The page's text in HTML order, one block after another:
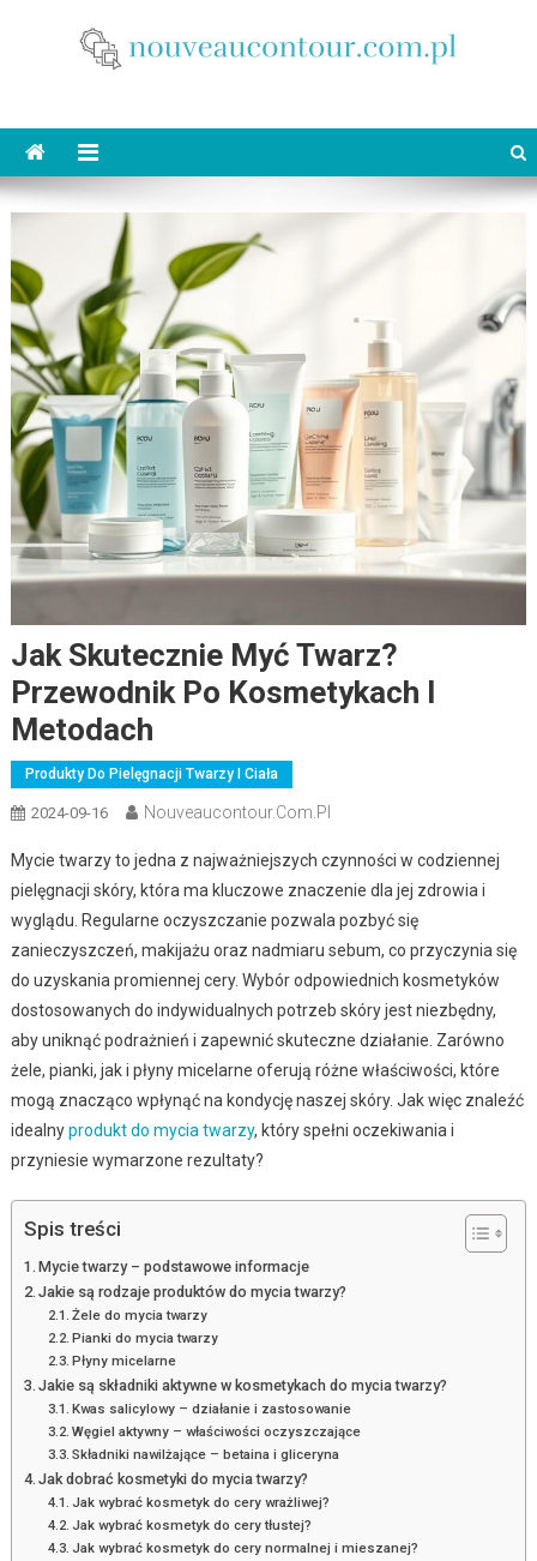
Jak Skutecznie Myć Twarz?
Przewodnik Po Kosmetykach I
Metodach
Produkty Do Pielęgnacji Twarzy I Ciała
2024-09-16 Nouveaucontour.com.pl
Mycie twarzy to jedna z najważniejszych czynności w codziennej
pielęgnacji skóry, która ma kluczowe znaczenie dla jej zdrowia i
wyglądu. Regularne oczyszczanie pozwala pozbyć się
zanieczyszczeń, makijażu oraz nadmiaru sebum, co przyczynia się
do uzyskania promiennej cery. Wybór odpowiednich kosmetyków
dostosowanych do indywidualnych potrzeb skóry jest niezbędny,
aby uniknąć podrażnień i zapewnić skuteczne działanie. Zarówno
żele, pianki, jak i płyny micelarne oferują różne właściwości, które
mogą znacząco wpłynąć na kondycję naszej skóry. Jak więc znaleźć
idealnyprodukt do mycia twarzy, który spełni oczekiwania i
przyniesie wymarzone rezultaty?
Spis treści
Mycie twarzy – podstawowe informacje
Jakie są rodzaje produktów do mycia twarzy?
Żele do mycia twarzy
Pianki do mycia twarzy
Płyny micelarne
Jakie są składniki aktywne w kosmetykach do mycia twarzy?
Kwas salicylowy – działanie i zastosowanie
Węgiel aktywny – właściwości oczyszczające
Składniki nawilżające – betaina i gliceryna
Jak dobrać kosmetyki do mycia twarzy?
Jak wybrać kosmetyk do cery wrażliwej?
Jak wybrać kosmetyk do cery tłustej?
Jak wybrać kosmetyk do cery normalnej i mieszanej?